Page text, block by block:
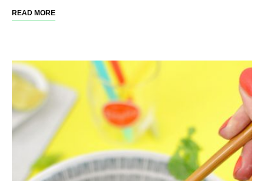
READ MORE